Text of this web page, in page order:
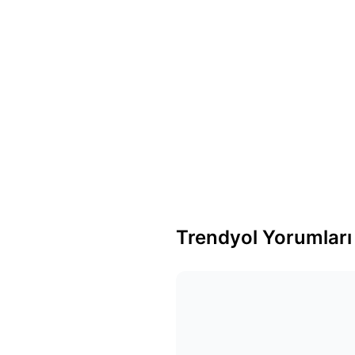
Trendyol Yorumları